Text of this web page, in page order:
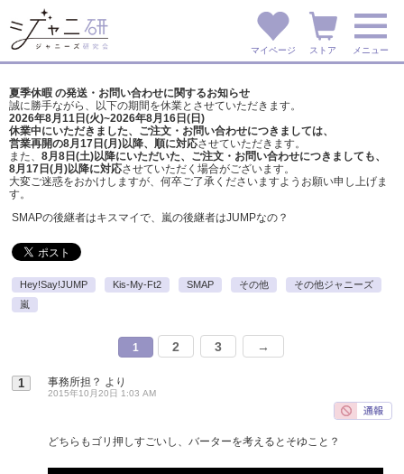
マイページ ストア メニュー
夏季休暇 の発送・お問い合わせに関するお知らせ
誠に勝手ながら、以下の期間を休業とさせていただきます。
2026年8月11日(火)~2026年8月16日(日)
休業中にいただきました、ご注文・お問い合わせにつきましては、
営業再開の8月17日(月)以降、順に対応させていただきます。
また、 8月8日(土)以降にいただいた、ご注文・ お問い合わせにつきましても、
8月17日(月)以降に対応させていただく場合がございます。
大変ご迷惑をおかけしますが、 何卒ご了承くださいますようお願い申し上げま
す。
SMAPの後継者はキスマイで、嵐の後継者はJUMPなの？
Hey!Say!JUMP Kis-My-Ft2 SMAP その他
その他ジャニーズ
嵐
1 2 3 →
1 事務所担？ より
2015年10月20日 1:03 AM
どちらもゴリ押しすごいし、バーターを考えるとそゆこと？